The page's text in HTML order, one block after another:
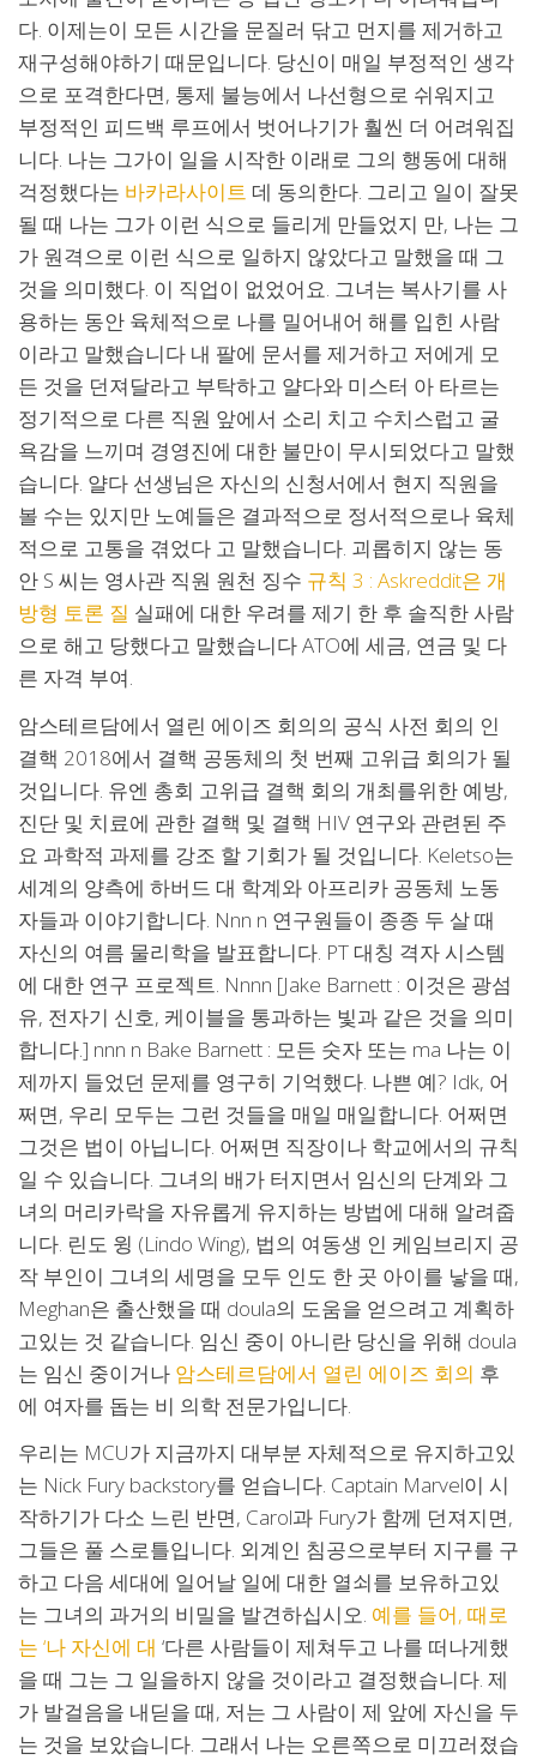
다. 이제는이 모든 시간을 문질러 닦고 먼지를 제거하고
재구성해야하기 때문입니다. 당신이 매일 부정적인 생각
으로 포격한다면, 통제 불능에서 나선형으로 쉬워지고
부정적인 피드백 루프에서 벗어나기가 훨씬 더 어려워집
니다. 나는 그가이 일을 시작한 이래로 그의 행동에 대해
걱정했다는 바카라사이트 데 동의한다. 그리고 일이 잘못
될 때 나는 그가 이런 식으로 들리게 만들었지 만, 나는 그
가 원격으로 이런 식으로 일하지 않았다고 말했을 때 그
것을 의미했다. 이 직업이 없었어요. 그녀는 복사기를 사
용하는 동안 육체적으로 나를 밀어내어 해를 입힌 사람
이라고 말했습니다 내 팔에 문서를 제거하고 저에게 모
든 것을 던져달라고 부탁하고 얄다와 미스터 아 타르는
정기적으로 다른 직원 앞에서 소리 치고 수치스럽고 굴
욕감을 느끼며 경영진에 대한 불만이 무시되었다고 말했
습니다. 얄다 선생님은 자신의 신청서에서 현지 직원을
볼 수는 있지만 노예들은 결과적으로 정서적으로나 육체
적으로 고통을 겪었다 고 말했습니다. 괴롭히지 않는 동
안 S 씨는 영사관 직원 원천 징수 규칙 3 : Askreddit은 개
방형 토론 질 실패에 대한 우려를 제기 한 후 솔직한 사람
으로 해고 당했다고 말했습니다 ATO에 세금, 연금 및 다
른 자격 부여.
암스테르담에서 열린 에이즈 회의의 공식 사전 회의 인
결핵 2018에서 결핵 공동체의 첫 번째 고위급 회의가 될
것입니다. 유엔 총회 고위급 결핵 회의 개최를위한 예방,
진단 및 치료에 관한 결핵 및 결핵 HIV 연구와 관련된 주
요 과학적 과제를 강조 할 기회가 될 것입니다. Keletso는
세계의 양측에 하버드 대 학계와 아프리카 공동체 노동
자들과 이야기합니다. Nnn n 연구원들이 종종 두 살 때
자신의 여름 물리학을 발표합니다. PT 대칭 격자 시스템
에 대한 연구 프로젝트. Nnnn [Jake Barnett : 이것은 광섬
유, 전자기 신호, 케이블을 통과하는 빛과 같은 것을 의미
합니다.] nnn n Bake Barnett : 모든 숫자 또는 ma 나는 이
제까지 들었던 문제를 영구히 기억했다. 나쁜 예? Idk, 어
쩌면, 우리 모두는 그런 것들을 매일 매일합니다. 어쩌면
그것은 법이 아닙니다. 어쩌면 직장이나 학교에서의 규칙
일 수 있습니다. 그녀의 배가 터지면서 임신의 단계와 그
녀의 머리카락을 자유롭게 유지하는 방법에 대해 알려줍
니다. 린도 윙 (Lindo Wing), 법의 여동생 인 케임브리지 공
작 부인이 그녀의 세명을 모두 인도 한 곳 아이를 낳을 때,
Meghan은 출산했을 때 doula의 도움을 얻으려고 계획하
고있는 것 같습니다. 임신 중이 아니란 당신을 위해 doula
는 임신 중이거나 암스테르담에서 열린 에이즈 회의 후
에 여자를 돕는 비 의학 전문가입니다.
우리는 MCU가 지금까지 대부분 자체적으로 유지하고있
는 Nick Fury backstory를 얻습니다. Captain Marvel이 시
작하기가 다소 느린 반면, Carol과 Fury가 함께 던져지면,
그들은 풀 스로틀입니다. 외계인 침공으로부터 지구를 구
하고 다음 세대에 일어날 일에 대한 열쇠를 보유하고있
는 그녀의 과거의 비밀을 발견하십시오. 예를 들어, 때로
는 ‘나 자신에 대 ‘다른 사람들이 제쳐두고 나를 떠나게했
을 때 그는 그 일을하지 않을 것이라고 결정했습니다. 제
가 발걸음을 내딛을 때, 저는 그 사람이 제 앞에 자신을 두
는 것을 보았습니다. 그래서 나는 오른쪽으로 미끄러졌습